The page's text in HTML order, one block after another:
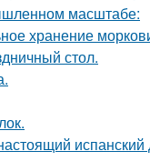
масштабе:
хранение
стол.
испанский